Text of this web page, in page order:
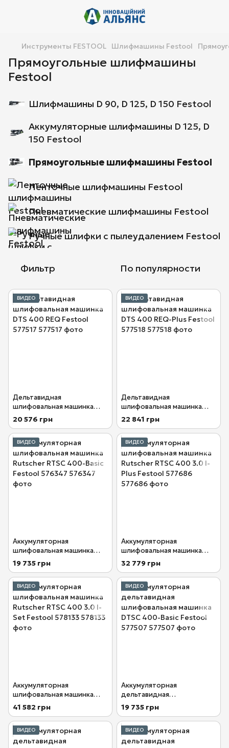
Инструменты FESTOOL Шлифмашины Festool
Прямоугольные шлифмашины
Festool
Шлифмашины D 90, D 125, D 150 Festool
Аккумуляторные шлифмашины D 125, D
150 Festool
Прямоугольные шлифмашины Festool
Ленточные шлифмашины Festool
Пневматические шлифмашины Festool
Ручные шлифки с пылеудалением Festool
Фильтр По популярности
ВИДЕО
Дельтавидная
шлифовальная машинка
DTS 400 REQ Festool 577517
20 576 грн
ВИДЕО
Дельтавидная
шлифовальная машинка
DTS 400 REQ-Plus Festool
22 841 грн
ВИДЕО
Аккумуляторная
шлифовальная машинка
Rutscher RTSC 400-Basic
Festool 576347
19 735 грн
ВИДЕО
Аккумуляторная
шлифовальная машинка
Rutscher RTSC 400 3.0 I-Plus
Festool 577686
32 779 грн
ВИДЕО
Аккумуляторная
шлифовальная машинка
Rutscher RTSC 400 3.0 I-Set
Festool 578133
41 582 грн
ВИДЕО
Аккумуляторная
дельтавидная
шлифовальная машинка
DTSC 400-Basic Festool
577507
19 735 грн
ВИДЕО ВИДЕО